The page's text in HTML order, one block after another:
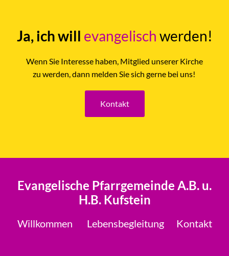
Ja, ich will evangelisch werden!
Wenn Sie Interesse haben, Mitglied unserer Kirche
zu werden, dann melden Sie sich gerne bei uns!
Kontakt
Evangelische Pfarrgemeinde A.B. u.
H.B. Kufstein
Willkommen Lebensbegleitung Kontakt